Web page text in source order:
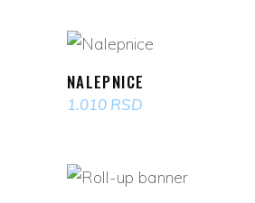
NALEPNICE
1.010 RSD